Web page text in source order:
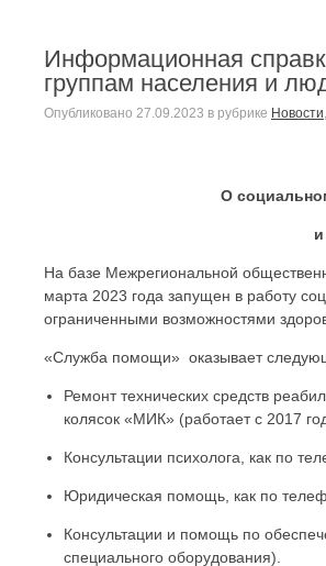
Информационная
группам населения и
Опубликовано 27.09.2023 в рубрике Новости,
О
На базе Межрегиональной
марта 2023 года запущен в работу
ограниченными возможностями
«Служба помощи» оказывает
Ремонт технических средств
колясок «МИК» (работает с 2017
Консультации психолога, как по
Юридическая помощь, как по
Консультации и помощь по
специального оборудования).